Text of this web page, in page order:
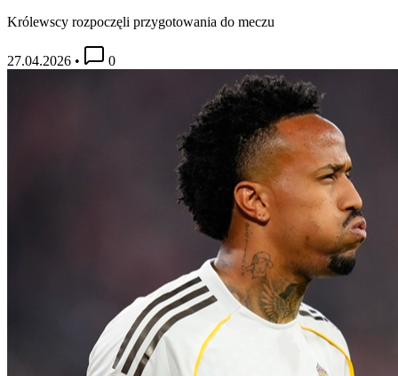
Królewscy rozpoczęli przygotowania do meczu
27.04.2026 • 0